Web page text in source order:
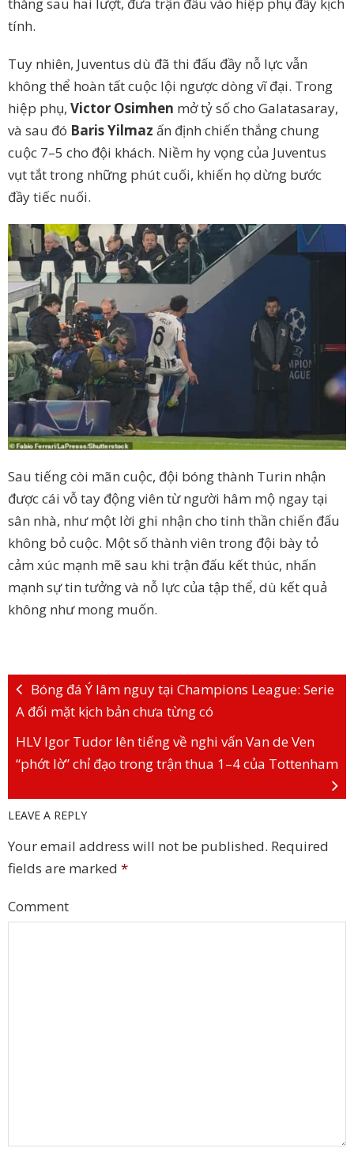
tính.
Tuy nhiên, Juventus dù đã thi đấu đầy nỗ lực vẫn
không thể hoàn tất cuộc lội ngược dòng vĩ đại. Trong
hiệp phụ, Victor Osimhen mở tỷ số cho Galatasaray,
và sau đó Baris Yilmaz ấn định chiến thắng chung
cuộc 7–5 cho đội khách. Niềm hy vọng của Juventus
vụt tắt trong những phút cuối, khiến họ dừng bước
đầy tiếc nuối.
Sau tiếng còi mãn cuộc, đội bóng thành Turin nhận
được cái vỗ tay động viên từ người hâm mộ ngay tại
sân nhà, như một lời ghi nhận cho tinh thần chiến đấu
không bỏ cuộc. Một số thành viên trong đội bày tỏ
cảm xúc mạnh mẽ sau khi trận đấu kết thúc, nhấn
mạnh sự tin tưởng và nỗ lực của tập thể, dù kết quả
không như mong muốn.
Bóng đá Ý lâm nguy tại Champions League: Serie
A đối mặt kịch bản chưa từng có
HLV Igor Tudor lên tiếng về nghi vấn Van de Ven
“phớt lờ” chỉ đạo trong trận thua 1–4 của Tottenham
LEAVE A REPLY
Your email address will not be published. Required
fields are marked *
Comment